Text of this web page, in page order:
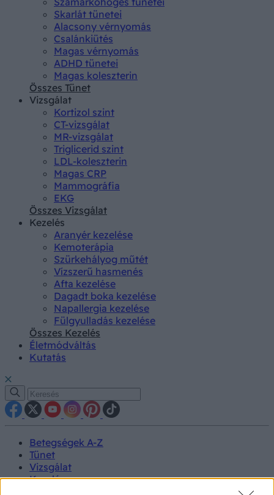
Skarlát tünetei
Alacsony vérnyomás
Csalánkiütés
Magas vérnyomás
ADHD tünetei
Magas koleszterin
Összes Tünet
Vizsgálat
Kortizol szint
CT-vizsgálat
MR-vizsgálat
Triglicerid szint
LDL-koleszterin
Magas CRP
Mammográfia
EKG
Összes Vizsgálat
Kezelés
Aranyér kezelése
Kemoterápia
Szürkehályog műtét
Vízszerű hasmenés
Afta kezelése
Dagadt boka kezelése
Napallergia kezelése
Fülgyulladás kezelése
Összes Kezelés
Életmódváltás
Kutatás
Betegségek A-Z
Tünet
Vizsgálat
Kezelés